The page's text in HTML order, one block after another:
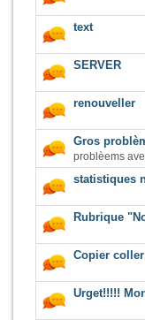
text
SERVER
renouveller
Gros
problèems
statistiques
Rubrique
Copier
Urget!!!!!